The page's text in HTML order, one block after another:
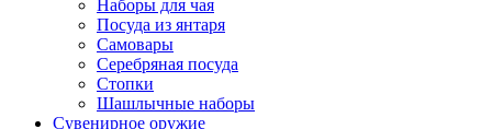
Наборы для чая
Посуда из янтаря
Самовары
Серебряная посуда
Стопки
Шашлычные наборы
Сувенирное оружие